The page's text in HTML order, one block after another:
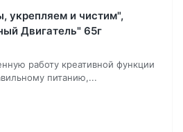
укрепляем и чистим",
Двигатель" 65г
работу креативной функции
питанию,...